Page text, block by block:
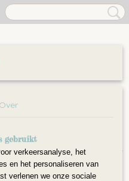
>Natuur kleuren
Over
gebruikt
verkeersanalyse, het
en het personaliseren van
verlenen we onze sociale